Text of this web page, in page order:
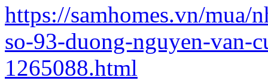
https://samhomes.vn/mua/
so-93-duong-nguyen-van-
1265088.html